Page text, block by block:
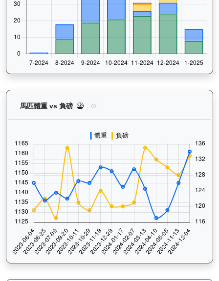
馬匹體重 vs 負磅 炯炯有神（H341）— 馬匹體重與負磅